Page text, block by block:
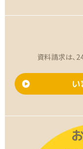
資料請求は、
い